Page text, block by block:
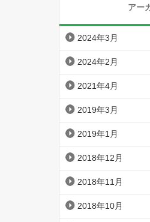
アー
2024年3月
2024年2月
2021年4月
2019年3月
2019年1月
2018年12月
2018年11月
2018年10月